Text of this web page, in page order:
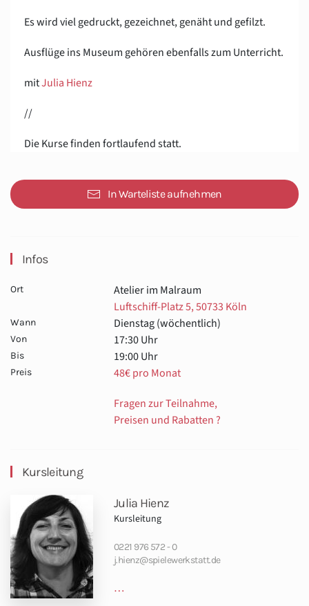
Es wird viel gedruckt, gezeichnet, genäht und gefilzt.
Ausflüge ins Museum gehören ebenfalls zum Unterricht.
mitJulia Hienz
//
Die Kurse finden fortlaufend statt.
In Warteliste aufnehmen
Kursleitung
Julia Hienz
Kursleitung
0221 976 572 - 0
j.hienz@spielewerkstatt.de
…
Infos
Ort
Atelier im Malraum
Luftschiff-Platz 5, 50733 Köln
Wann Dienstag (wöchentlich)
Von 17:30 Uhr
Bis 19:00 Uhr
Preis
48€ pro Monat
Fragen zur Teilnahme,
Preisen und Rabatten ?